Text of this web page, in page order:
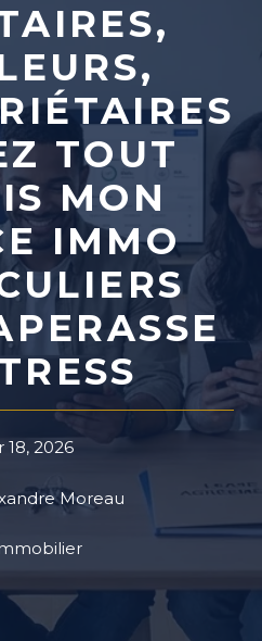
TOUT
MON
IMMO
18, 2026
Moreau